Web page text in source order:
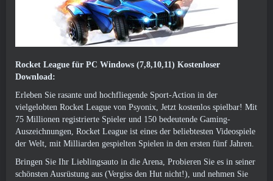
Rocket League für PC Windows (7,8,10,11) Kostenloser
Download:
Erleben Sie rasante und hochfliegende Sport-Action in der
vielgelobten Rocket League von Psyonix, Jetzt kostenlos spielbar! Mit
75 Millionen registrierte Spieler und 150 bedeutende Gaming-
Auszeichnungen, Rocket League ist eines der beliebtesten Videospiele
der Welt, mit Milliarden gespielten Spielen in den ersten fünf Jahren.
Bringen Sie Ihr Lieblingsauto in die Arena, Probieren Sie es in seiner
schönsten Ausrüstung aus (Vergiss den Hut nicht!), und nehmen Sie